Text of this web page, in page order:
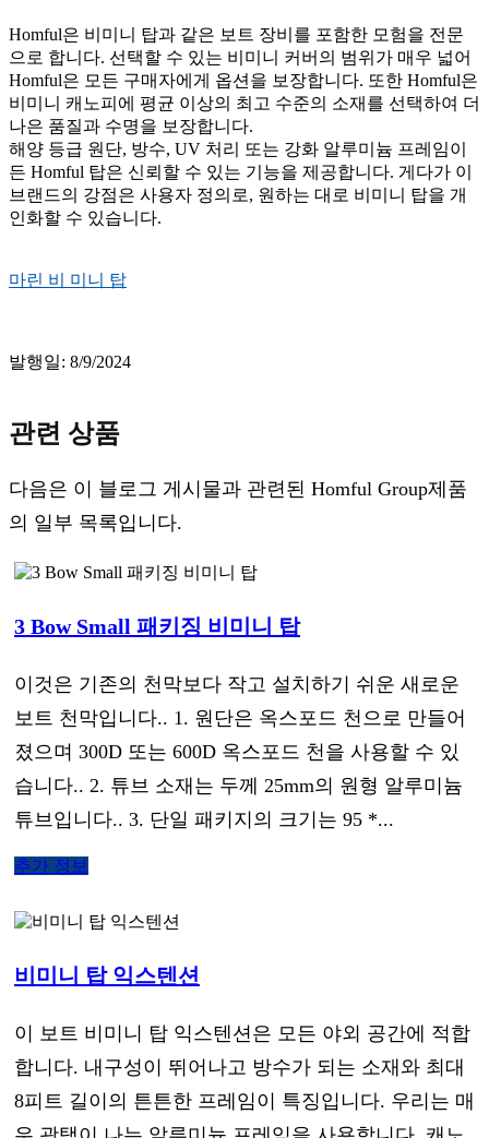
Homful은 비미니 탑과 같은 보트 장비를 포함한 모험을 전문
으로 합니다. 선택할 수 있는 비미니 커버의 범위가 매우 넓어
Homful은 모든 구매자에게 옵션을 보장합니다. 또한 Homful은
비미니 캐노피에 평균 이상의 최고 수준의 소재를 선택하여 더
나은 품질과 수명을 보장합니다.
해양 등급 원단, 방수, UV 처리 또는 강화 알루미늄 프레임이
든 Homful 탑은 신뢰할 수 있는 기능을 제공합니다. 게다가 이
브랜드의 강점은 사용자 정의로, 원하는 대로 비미니 탑을 개
인화할 수 있습니다.
마린 비 미니 탑
발행일: 8/9/2024
관련 상품
다음은 이 블로그 게시물과 관련된 Homful Group제품
의 일부 목록입니다.
3 Bow Small 패키징 비미니 탑
이것은 기존의 천막보다 작고 설치하기 쉬운 새로운
보트 천막입니다.. 1. 원단은 옥스포드 천으로 만들어
졌으며 300D 또는 600D 옥스포드 천을 사용할 수 있
습니다.. 2. 튜브 소재는 두께 25mm의 원형 알루미늄
튜브입니다.. 3. 단일 패키지의 크기는 95 *...
추가 정보
비미니 탑 익스텐션
이 보트 비미니 탑 익스텐션은 모든 야외 공간에 적합
합니다. 내구성이 뛰어나고 방수가 되는 소재와 최대
8피트 길이의 튼튼한 프레임이 특징입니다. 우리는 매